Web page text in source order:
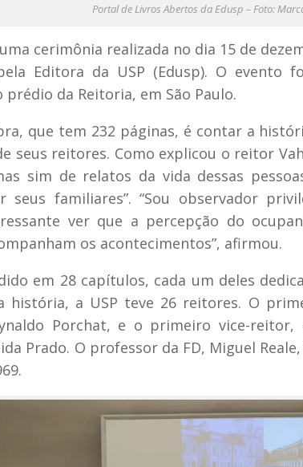
Portal de Livros Abertos da Edusp – Foto:
cerimônia realizada no dia 15 de
Editora da USP (Edusp). O evento
da Reitoria, em São Paulo.
que tem 232 páginas, é contar a
seus reitores. Como explicou o reitor
sim de relatos da vida dessas
seus familiares”. “Sou observador
ver que a percepção do
os acontecimentos”, afirmou.
em 28 capítulos, cada um deles
história, a USP teve 26 reitores. O
Porchat, e o primeiro vice-reitor,
Prado. O professor da FD, Miguel